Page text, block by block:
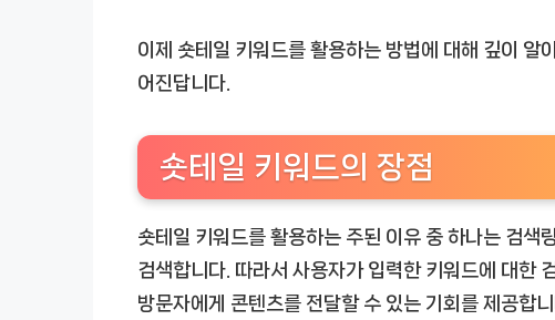
이제 숏테일 키워드를 활용하는 방법에 대해 깊이 알
어진답니다.
숏테일 키워드의 장점
숏테일 키워드를 활용하는 주된 이유 중 하나는 검색
검색합니다. 따라서 사용자가 입력한 키워드에 대한
방문자에게 콘텐츠를 전달할 수 있는 기회를 제공합니